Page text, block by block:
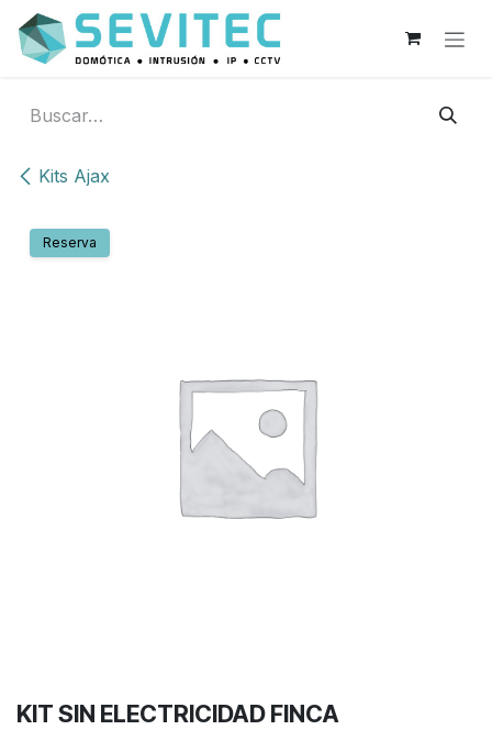
Ir al contenido
Kits Ajax
Reserva
KIT SIN ELECTRICIDAD FINCA